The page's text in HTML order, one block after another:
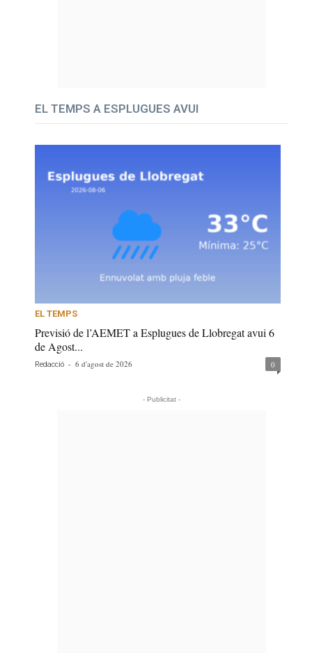
EL TEMPS A ESPLUGUES AVUI
EL TEMPS
Previsió de l’AEMET a Esplugues de Llobregat avui 6
de Agost...
Redacció - 6 d'agost de 2026 0
- Publicitat -